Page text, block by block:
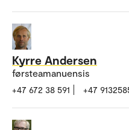
Kyrre Andersen
førsteamanuensis
+47 672 38 591 +47